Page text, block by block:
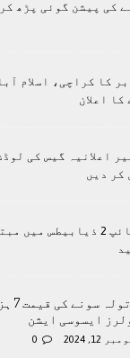
کی پیشن گوئی پڑھ
اعلان
اعلانیہ گیس کی
کر دیں
ٹائپ 2 ذیابیطس
ایسوسی ایشن
12, 2024
0